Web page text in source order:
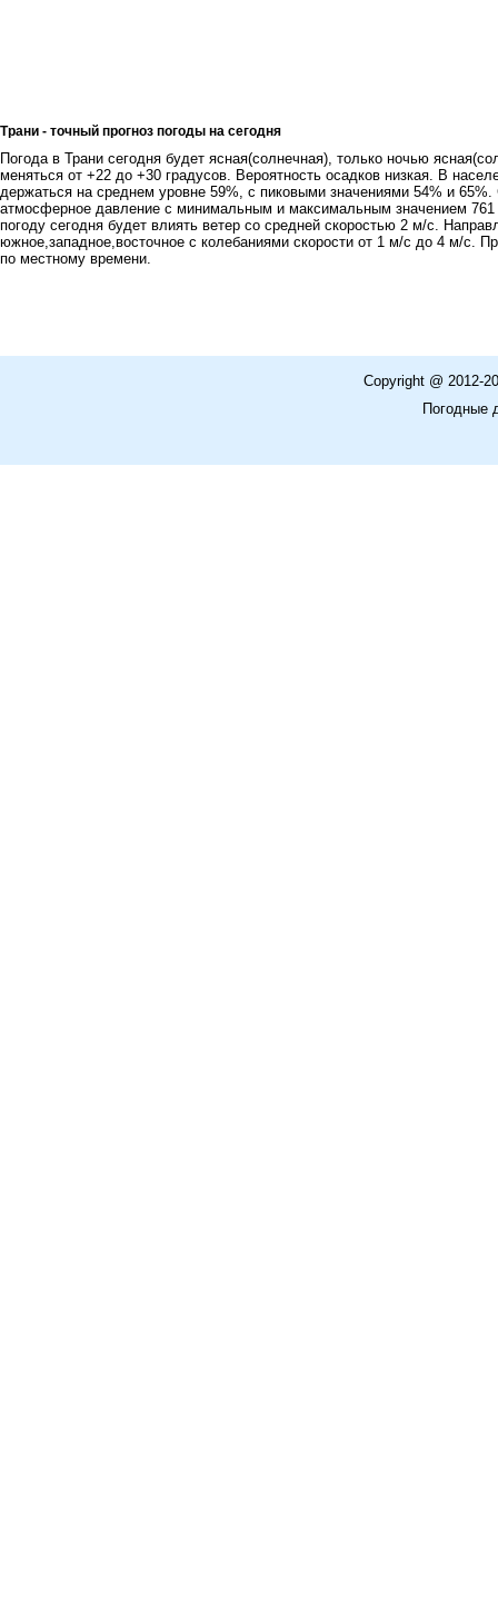
Трани - точный прогноз погоды на сегодня
Погода в Трани сегодня будет ясная(солнечная), только ночью
меняться от +22 до +30 градусов. Вероятность осадков низкая. В
держаться на среднем уровне 59%, с пиковыми значениями 54% и
атмосферное давление с минимальным и максимальным значением 761
погоду сегодня будет влиять ветер со средней скоростью 2 м/c.
южное,западное,восточное с колебаниями скорости от 1 м/с до 4 м/c.
по местному времени.
Copyright @ 2012-
Погодные